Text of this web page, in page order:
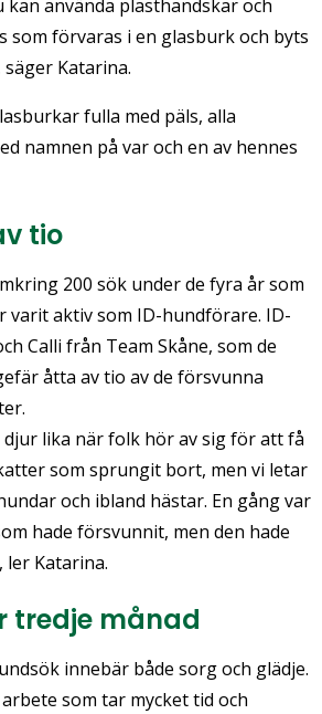
kan använda plasthandskar och
som förvaras i en glasburk och byts
Katarina.
fulla med päls, alla
namnen på var och en av hennes
tio
200 sök under de fyra år som
varit aktiv som ID-hundförare. ID-
Calli från Team Skåne, som de
åtta av tio av de försvunna
lika när folk hör av sig för att få
som sprungit bort, men vi letar
och ibland hästar. En gång var
hade försvunnit, men den hade
Katarina.
tredje månad
innebär både sorg och glädje.
som tar mycket tid och